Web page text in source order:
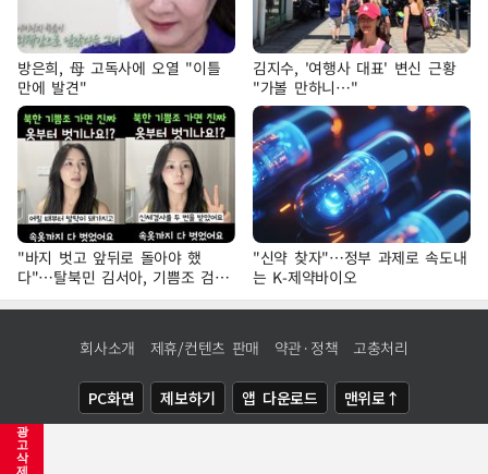
광
고
삭
제
방은희, 母 고독사에 오열 "이틀
만에 발견"
김지수, '여행사 대표' 변신 근황
"가볼 만하니…"
"바지 벗고 앞뒤로 돌아야 했
다"…탈북민 김서아, 기쁨조 검사
수치심 회상
"신약 찾자"…정부 과제로 속도내
는 K-제약바이오
회사소개 제휴/컨텐츠 판매 약관·정책 고충처리
PC화면 제보하기 앱 다운로드 맨위로↑